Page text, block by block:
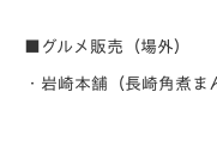
■グルメ販売（場外）
・岩崎本舗（長崎角煮ま